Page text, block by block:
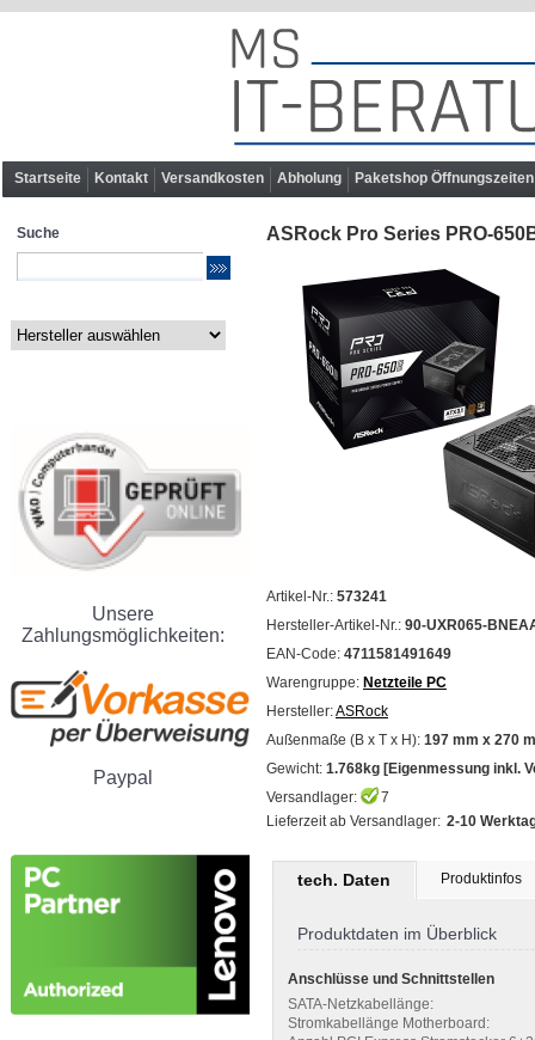
Startseite Kontakt Versandkosten Abholung Paketshop Öffnungszeiten
Suche
Unsere
Zahlungsmöglichkeiten:
Paypal
ASRock Pro Series PRO-
Artikel-Nr.: 573241
Hersteller-Artikel-Nr.: 90-UXR065-
EAN-Code: 4711581491649
Warengruppe: Netzteile PC
Hersteller:ASRock
Außenmaße (B x T x H): 197 mm x 270
Gewicht: 1.768kg [Eigenmessung inkl.
Versandlager:
7
Lieferzeit ab Versandlager: 2-10
tech. Daten Produktinfos
Produktdaten im Überblick
Anschlüsse und Schnittstellen
SATA-Netzkabellänge:
Stromkabellänge Motherboard: